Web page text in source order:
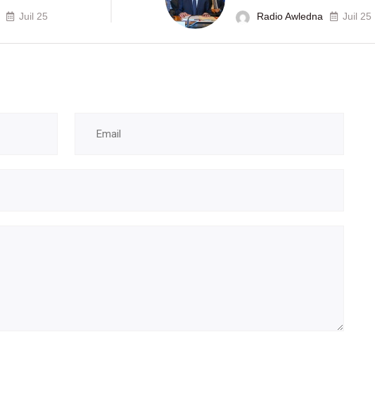
Juil 25 Radio Awledna Juil 25